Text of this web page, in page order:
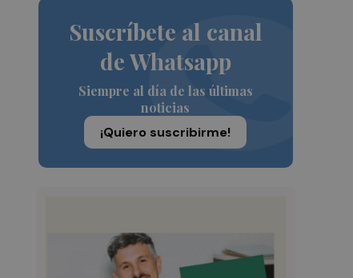
Suscríbete al canal
de Whatsapp
Siempre al día de las últimas
noticias
¡Quiero suscribirme!